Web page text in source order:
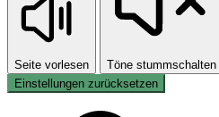
Seite vorlesen Töne stummschalten
Einstellungen zurücksetzen